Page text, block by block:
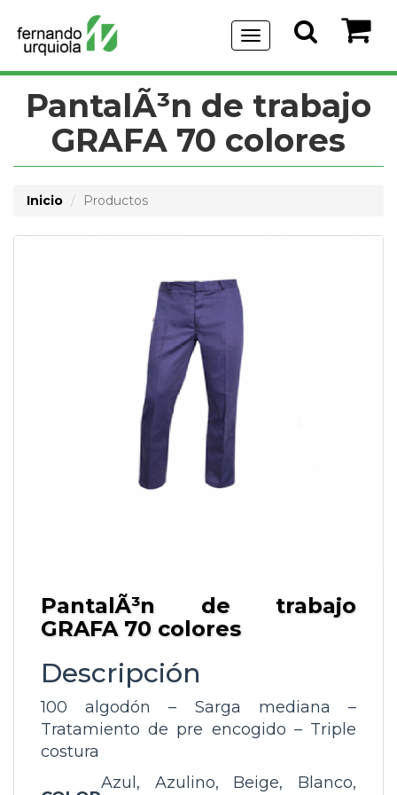
Menu
de
Navegación
PantalÃ³n de trabajo
GRAFA 70 colores
Inicio Productos
PantalÃ³n de trabajo
GRAFA 70 colores
Descripción
100 algodón – Sarga mediana –
Tratamiento de pre encogido – Triple
costura
Azul, Azulino, Beige, Blanco,